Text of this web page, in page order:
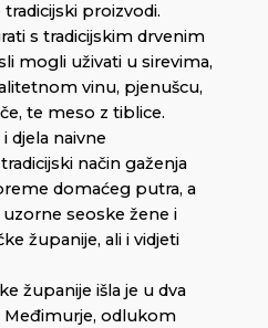
proizvodi.
s tradicijskim drvenim
mogli uživati u sirevima,
vinu, pjenušcu,
te meso z tiblice.
djela naivne
način gaženja
domaćeg putra, a
seoske žene i
županije, ali i vidjeti
županije išla je u dva
Međimurje, odlukom